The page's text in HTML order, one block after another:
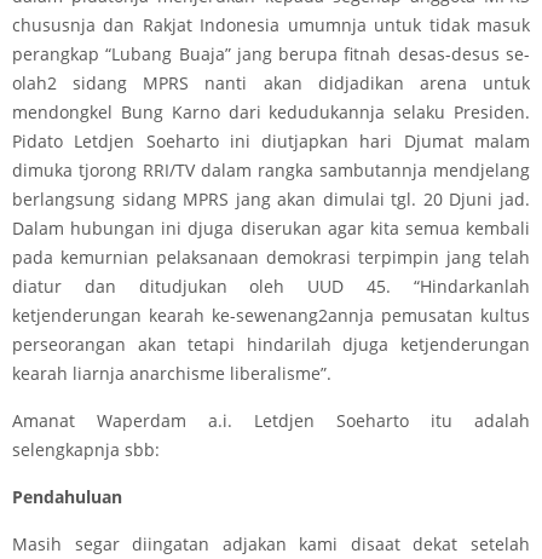
chususnja dan Rakjat Indonesia umumnja untuk tidak masuk
perangkap “Lubang Buaja” jang berupa fitnah desas-desus se-
olah2 sidang MPRS nanti akan didjadikan arena untuk
mendongkel Bung Karno dari kedudukannja selaku Presiden.
Pidato Letdjen Soeharto ini diutjapkan hari Djumat malam
dimuka tjorong RRI/TV dalam rangka sambutannja mendjelang
berlangsung sidang MPRS jang akan dimulai tgl. 20 Djuni jad.
Dalam hubungan ini djuga diserukan agar kita semua kembali
pada kemurnian pelaksanaan demokrasi terpimpin jang telah
diatur dan ditudjukan oleh UUD 45. “Hindarkanlah
ketjenderungan kearah ke-sewenang2annja pemusatan kultus
perseorangan akan tetapi hindarilah djuga ketjenderungan
kearah liarnja anarchisme liberalisme”.
Amanat Waperdam a.i. Letdjen Soeharto itu adalah
selengkapnja sbb:
Pendahuluan
Masih segar diingatan adjakan kami disaat dekat setelah